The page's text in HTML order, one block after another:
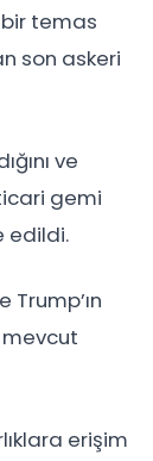
temas
son askeri
ve
gemi
edildi.
mevcut
erişim